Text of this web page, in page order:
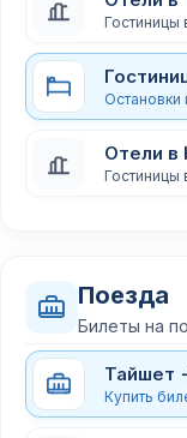
Гостиницы
Остановки
Отели в
Гостиницы
Поезда
Билеты на
Тайшет
Купить